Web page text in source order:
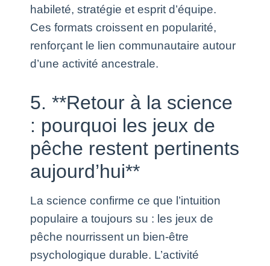
habileté, stratégie et esprit d’équipe.
Ces formats croissent en popularité,
renforçant le lien communautaire autour
d’une activité ancestrale.
5. **Retour à la science
: pourquoi les jeux de
pêche restent pertinents
aujourd’hui**
La science confirme ce que l’intuition
populaire a toujours su : les jeux de
pêche nourrissent un bien-être
psychologique durable. L’activité